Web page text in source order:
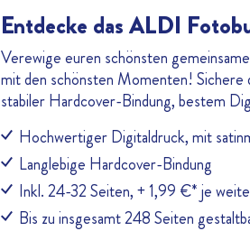
Entdecke das ALDI
Verewige euren schönsten
mit den schönsten Momenten!
stabiler Hardcover-Bindung, bestem
Hochwertiger Digitaldruck, mit
Langlebige Hardcover-Bindung
Inkl. 24-32 Seiten, + 1,99 €* je
Bis zu insgesamt 248 Seiten